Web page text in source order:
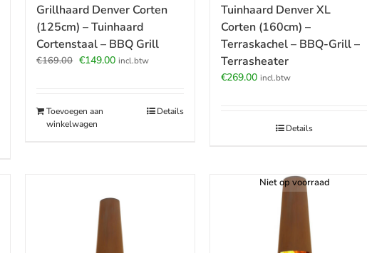
Grillhaard Denver Corten
(125cm) – Tuinhaard
Cortenstaal – BBQ Grill
€169.00 Oorspronkelijke
€149.00Huidige
€149.00.
incl.btw
Toevoegen aan
winkelwagen
Details
Tuinhaard Denver XL
Corten (160cm) –
Terraskachel – BBQ-Grill –
Terrasheater
€269.00 incl.btw
Details
Niet op voorraad